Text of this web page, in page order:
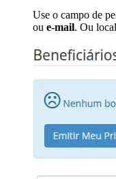
Use o campo de
ou e-mail. Ou